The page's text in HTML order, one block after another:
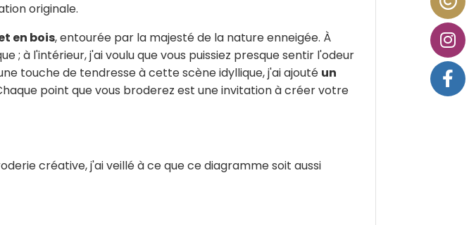
originale.
en bois, entourée par la majesté de la nature enneigée. À
à l'intérieur, j'ai voulu que vous puissiez presque sentir l'odeur
touche de tendresse à cette scène idyllique, j'ai ajouté un
point que vous broderez est une invitation à créer votre
créative, j'ai veillé à ce que ce diagramme soit aussi